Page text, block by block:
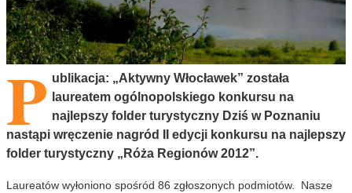
P ublikacja: „Aktywny Włocławek” została
laureatem ogólnopolskiego konkursu na
najlepszy folder turystyczny Dziś w Poznaniu
nastąpi wręczenie nagród II edycji konkursu na najlepszy
folder turystyczny „Róża Regionów 2012”.
Laureatów wyłoniono spośród 86 zgłoszonych podmiotów. Nasze